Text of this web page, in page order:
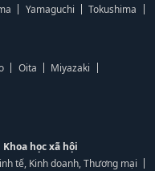
Yamaguchi
Tokushima
Oita
Miyazaki
học xã hội
tế, Kinh doanh, Thương mại